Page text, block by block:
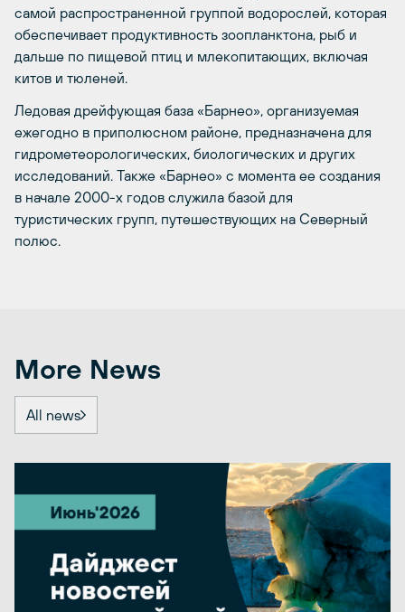
самой распространенной группой водорослей, которая
обеспечивает продуктивность зоопланктона, рыб и
дальше по пищевой птиц и млекопитающих, включая
китов и тюленей.
Ледовая дрейфующая база «Барнео», организуемая
ежегодно в приполюсном районе, предназначена для
гидрометеорологических, биологических и других
исследований. Также «Барнео» с момента ее создания
в начале 2000-х годов служила базой для
туристических групп, путешествующих на Северный
полюс.
More News
All news